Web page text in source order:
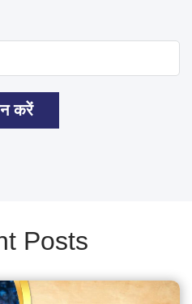
करें
Posts